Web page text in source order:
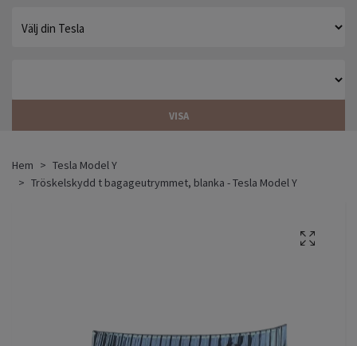
VISA
Hem
Tesla Model Y
Tröskelskydd t bagageutrymmet, blanka - Tesla Model Y